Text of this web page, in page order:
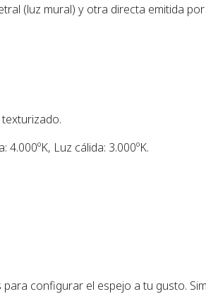
(luz mural) y otra directa emitida
Luz cálida: 3.000ºK.
configurar el espejo a tu gusto.